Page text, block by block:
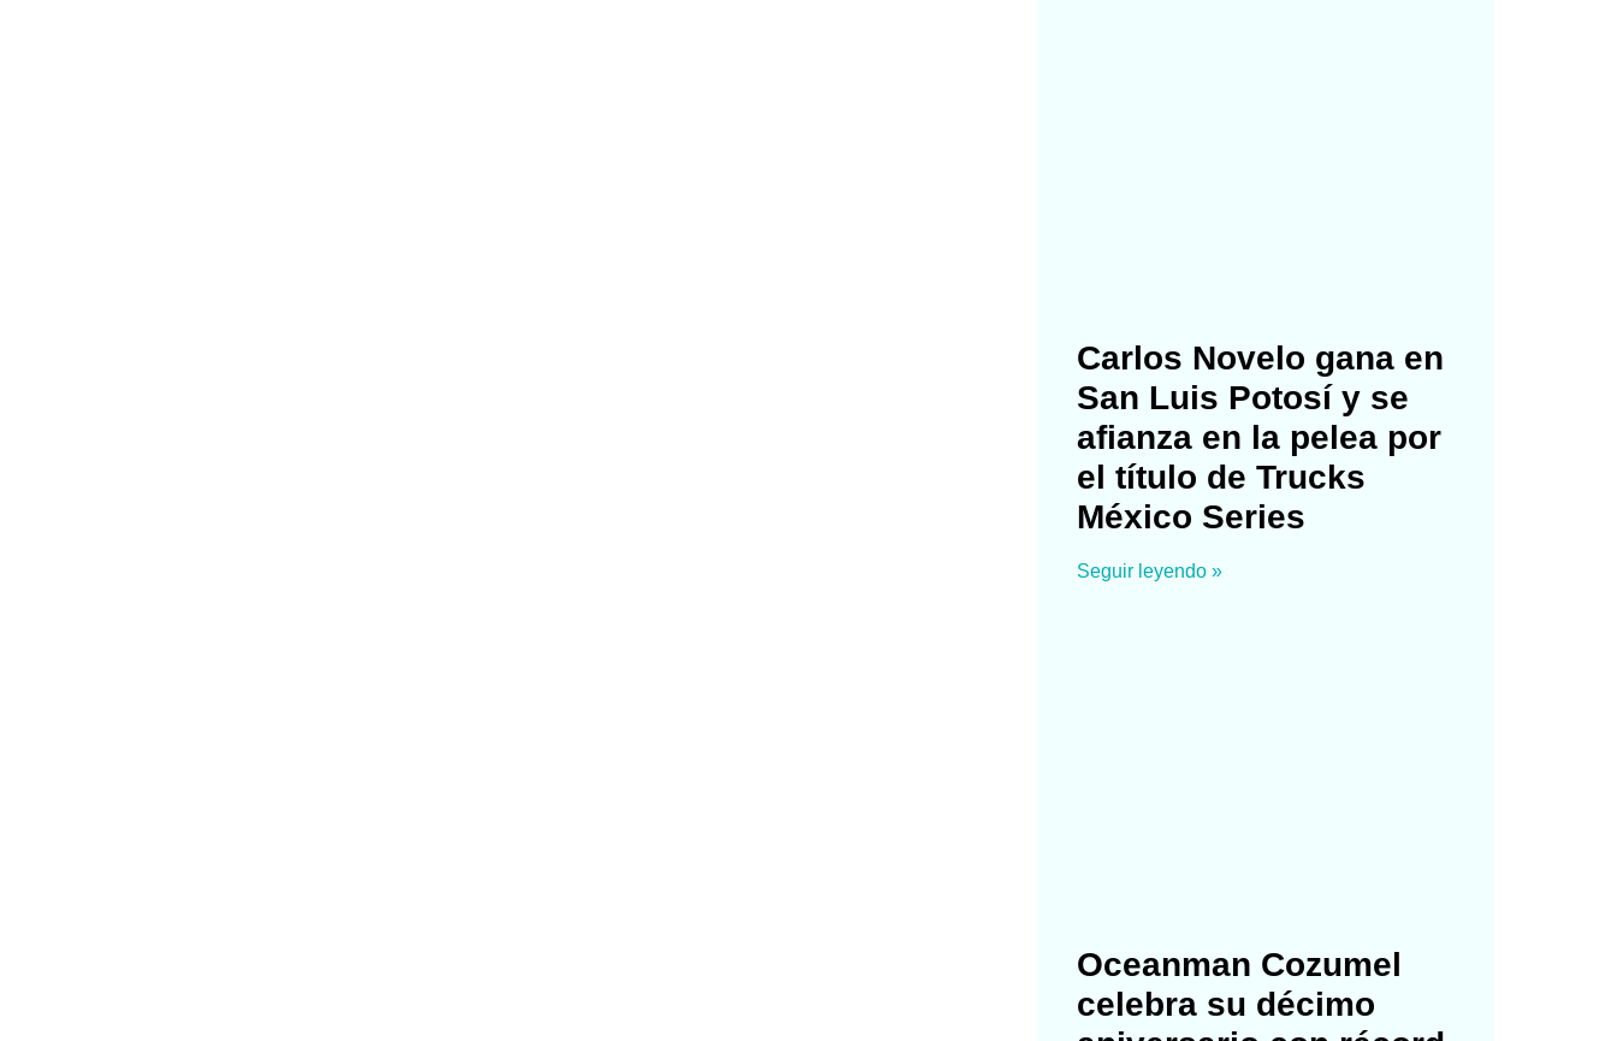
Carlos Novelo gana en
San Luis Potosí y se
afianza en la pelea por
el título de Trucks
México Series
Seguir leyendo »
Oceanman Cozumel
celebra su décimo